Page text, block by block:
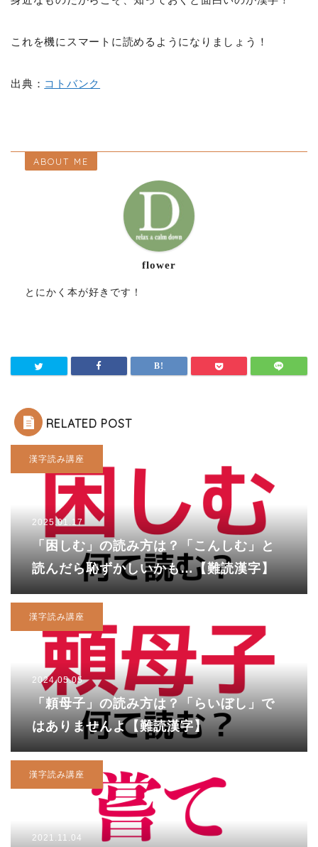
これを機にスマートに読めるようになりましょう！
出典： コトバンク
ABOUT ME
flower
とにかく本が好きです！
RELATED POST
漢字読み講座
2025.01.17
「困しむ」の読み方は？「こんしむ」と
読んだら恥ずかしいかも…【難読漢字】
漢字読み講座
2024.05.05
「頼母子」の読み方は？「らいぼし」で
はありませんよ【難読漢字】
漢字読み講座
2021.11.04